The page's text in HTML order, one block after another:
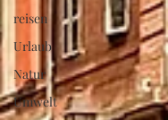
reisen
Urlaub
Natur
Umwelt